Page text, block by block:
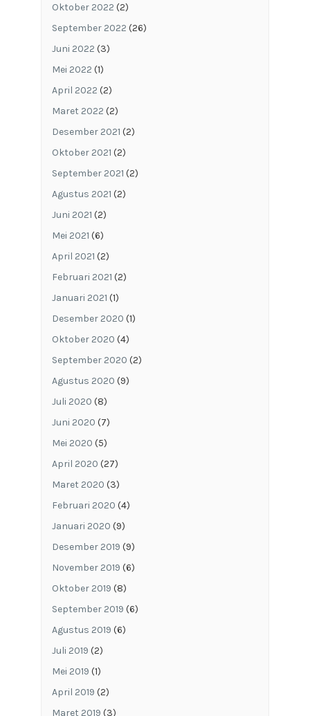
Oktober 2022 (2)
September 2022 (26)
Juni 2022 (3)
Mei 2022 (1)
April 2022 (2)
Maret 2022 (2)
Desember 2021 (2)
Oktober 2021 (2)
September 2021 (2)
Agustus 2021 (2)
Juni 2021 (2)
Mei 2021 (6)
April 2021 (2)
Februari 2021 (2)
Januari 2021 (1)
Desember 2020 (1)
Oktober 2020 (4)
September 2020 (2)
Agustus 2020 (9)
Juli 2020 (8)
Juni 2020 (7)
Mei 2020 (5)
April 2020 (27)
Maret 2020 (3)
Februari 2020 (4)
Januari 2020 (9)
Desember 2019 (9)
November 2019 (6)
Oktober 2019 (8)
September 2019 (6)
Agustus 2019 (6)
Juli 2019 (2)
Mei 2019 (1)
April 2019 (2)
Maret 2019 (3)